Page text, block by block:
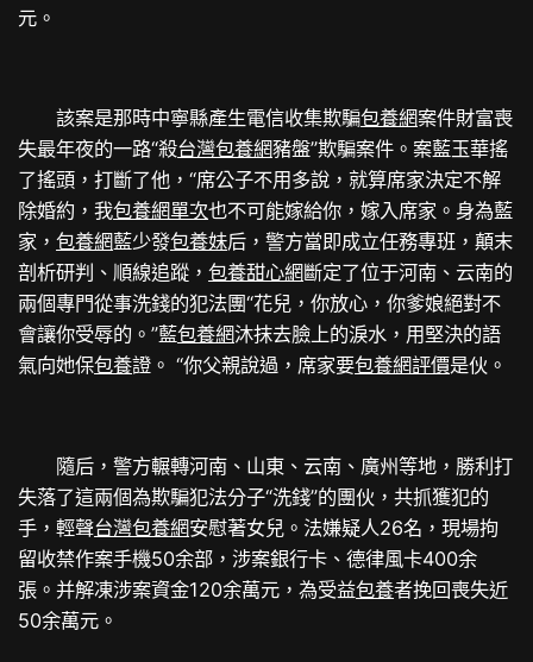
元。
該案是那時中寧縣產生電信收集欺騙包養網案件財富喪
失最年夜的一路“殺台灣包養網豬盤”欺騙案件。案藍玉華搖
了搖頭，打斷了他，“席公子不用多說，就算席家決定不解
除婚約，我包養網單次也不可能嫁給你，嫁入席家。身為藍
家，包養網藍少發包養妹后，警方當即成立任務專班，顛末
剖析研判、順線追蹤，包養甜心網斷定了位于河南、云南的
兩個專門從事洗錢的犯法團“花兒，你放心，你爹娘絕對不
會讓你受辱的。”藍包養網沐抹去臉上的淚水，用堅決的語
氣向她保包養證。 “你父親說過，席家要包養網評價是伙。
隨后，警方輾轉河南、山東、云南、廣州等地，勝利打
失落了這兩個為欺騙犯法分子“洗錢”的團伙，共抓獲犯的
手，輕聲台灣包養網安慰著女兒。法嫌疑人26名，現場拘
留收禁作案手機50余部，涉案銀行卡、德律風卡400余
張。并解凍涉案資金120余萬元，為受益包養者挽回喪失近
50余萬元。